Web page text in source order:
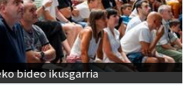
bideo ikusgarria